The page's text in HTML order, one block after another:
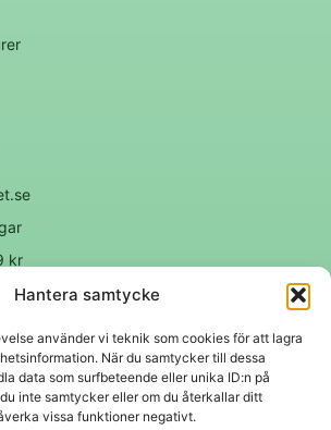
Hantera samtycke
använder vi teknik som cookies för att lagra
När du samtycker till dessa
data som surfbeteende eller unika ID:n på
inte samtycker eller om du återkallar ditt
vissa funktioner negativt.
kr